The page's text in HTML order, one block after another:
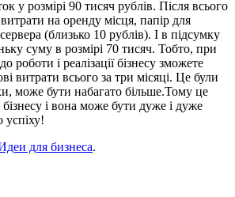
у розмірі 90 тисяч рублів. Після всього
на оренду місця, папір для
(близько 10 рублів). І в підсумку
суму в розмірі 70 тисяч. Тобто, при
роботи і реалізації бізнесу зможете
витрати всього за три місяці. Це були
може бути набагато більше.Тому це
і вона може бути дуже і дуже
для бизнеса.